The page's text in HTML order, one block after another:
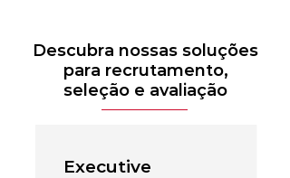
Descubra nossas soluções
para recrutamento,
seleção e avaliação
Executive